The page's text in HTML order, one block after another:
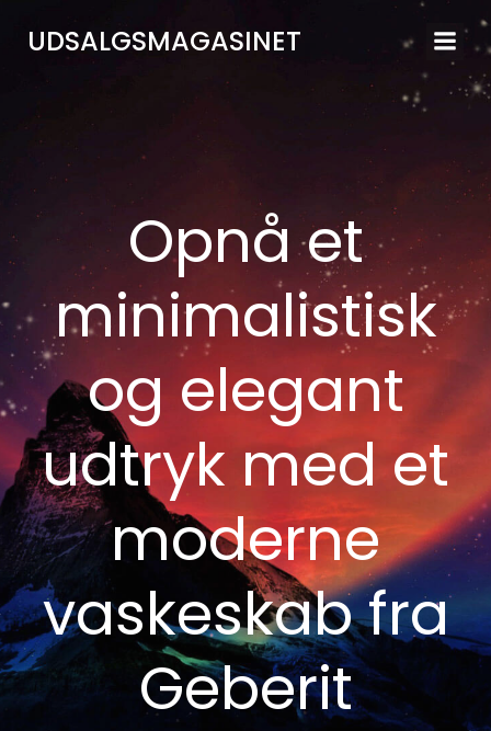
til
indhold
UDSALGSMAGASINET
Opnå et
minimalistisk
og elegant
udtryk med et
moderne
vaskeskab fra
Geberit